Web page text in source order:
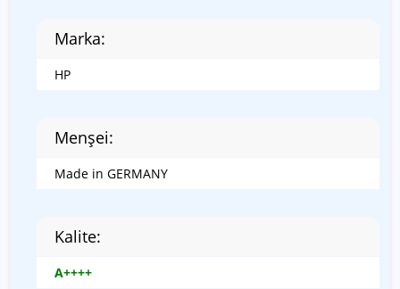
Marka:
HP
Menşei:
Made in GERMANY
Kalite:
A++++